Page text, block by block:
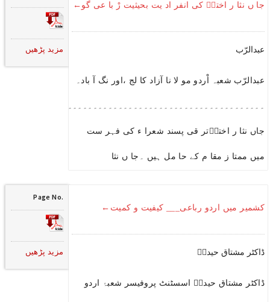
جا ں نثا ر اخترؔ کی انفر اد یت بحیثیت رْ با عی گو←
عبدالرّب
عبدالرّب شعبہ اْردو مو لا نا آزاد کا لج ،اور نگ آ باد۔
جاں نثا ر اخترؔتر قی پسند شعرا ء کی فہر ست
میں ممتا ز مقا م کے حا مل ہیں ۔جا ں نثا
مزید پڑھیں
کشمیر میں اردو رباعی___ کیفیت و کمیت←
ڈاکٹر مشتاق حیدرؔ
ڈاکٹر مشتاق حیدرؔ اسسٹنٹ پروفیسر شعبۂ اردو
Page No.
مزید پڑھیں